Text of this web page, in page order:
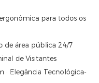
para todos os
de área pública 24/7